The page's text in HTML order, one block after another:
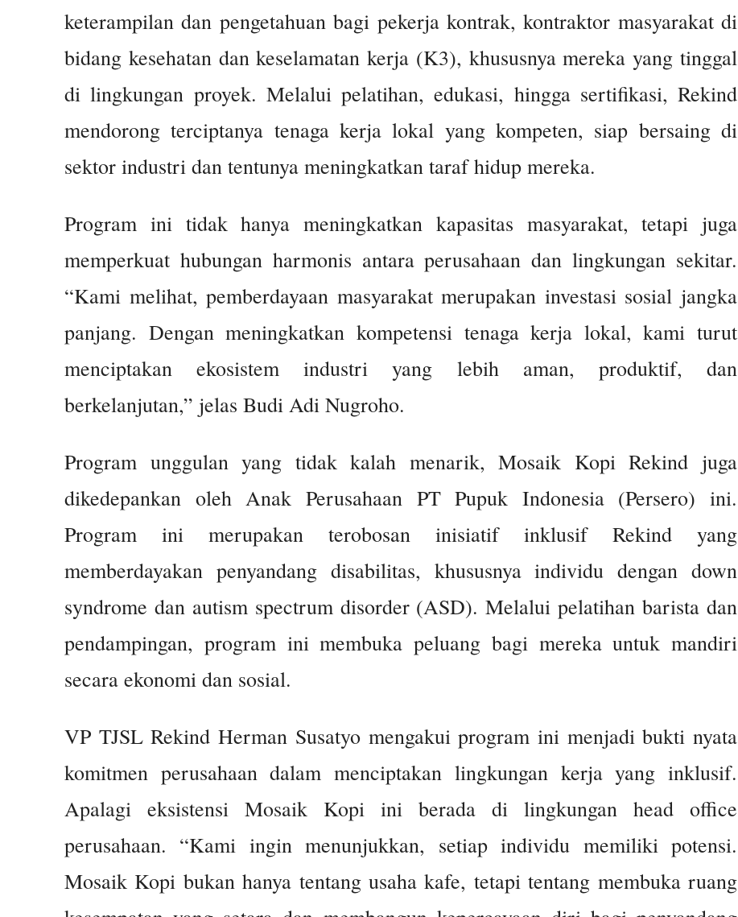
keterampilan dan pengetahuan bagi pekerja kontrak, kontraktor masyarakat di
bidang kesehatan dan keselamatan kerja (K3), khususnya mereka yang tinggal
di lingkungan proyek. Melalui pelatihan, edukasi, hingga sertifikasi, Rekind
mendorong terciptanya tenaga kerja lokal yang kompeten, siap bersaing di
sektor industri dan tentunya meningkatkan taraf hidup mereka.
Program ini tidak hanya meningkatkan kapasitas masyarakat, tetapi juga
memperkuat hubungan harmonis antara perusahaan dan lingkungan sekitar.
“Kami melihat, pemberdayaan masyarakat merupakan investasi sosial jangka
panjang. Dengan meningkatkan kompetensi tenaga kerja lokal, kami turut
menciptakan ekosistem industri yang lebih aman, produktif, dan
berkelanjutan,” jelas Budi Adi Nugroho.
Program unggulan yang tidak kalah menarik, Mosaik Kopi Rekind juga
dikedepankan oleh Anak Perusahaan PT Pupuk Indonesia (Persero) ini.
Program ini merupakan terobosan inisiatif inklusif Rekind yang
memberdayakan penyandang disabilitas, khususnya individu dengan down
syndrome dan autism spectrum disorder (ASD). Melalui pelatihan barista dan
pendampingan, program ini membuka peluang bagi mereka untuk mandiri
secara ekonomi dan sosial.
VP TJSL Rekind Herman Susatyo mengakui program ini menjadi bukti nyata
komitmen perusahaan dalam menciptakan lingkungan kerja yang inklusif.
Apalagi eksistensi Mosaik Kopi ini berada di lingkungan head office
perusahaan. “Kami ingin menunjukkan, setiap individu memiliki potensi.
Mosaik Kopi bukan hanya tentang usaha kafe, tetapi tentang membuka ruang